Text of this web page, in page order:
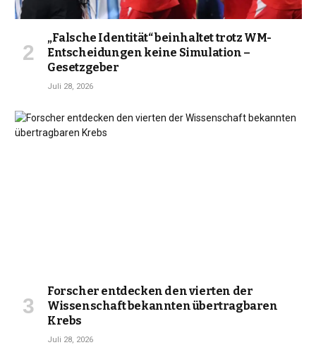
„Falsche Identität“ beinhaltet trotz WM-
Entscheidungen keine Simulation –
Gesetzgeber
Juli 28, 2026
Forscher entdecken den vierten der
Wissenschaft bekannten übertragbaren
Krebs
Juli 28, 2026